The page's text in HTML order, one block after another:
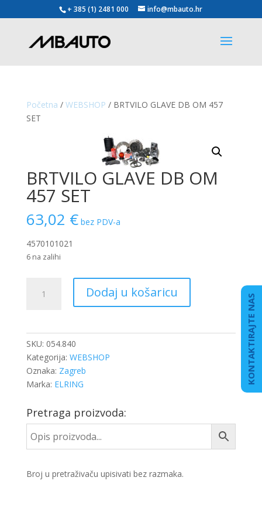
+ 385 (1) 2481 000 info@mbauto.hr
Početna / WEBSHOP / BRTVILO GLAVE DB OM 457
SET
BRTVILO GLAVE DB OM
457 SET
63,02 € bez PDV-a
4570101021
6 na zalihi
GLAVE
količina
Dodaj u košaricu
SKU: 054.840
Kategorija: WEBSHOP
Oznaka: Zagreb
Marka: ELRING
Pretraga proizvoda:
Broj u pretraživaču upisivati bez razmaka.
KONTAKTIRAJTE NAS